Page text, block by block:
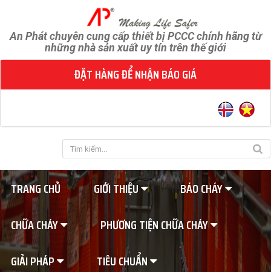
An Phát chuyên cung cấp thiết bị PCCC chính hãng từ
những nhà sản xuất uy tín trên thế giới
ĐẶT HÀNG ĐỂ NHẬN BÁO GIÁ
TRANG CHỦ GIỚI THIỆU
BÁO CHÁY
CHỮA CHÁY
PHƯƠNG TIỆN CHỮA CHÁY
GIẢI PHÁP
TIÊU CHUẨN